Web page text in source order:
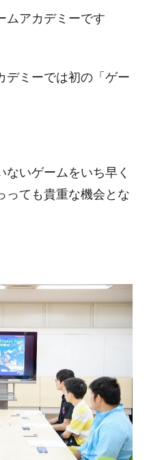
ムアカデミーです
デミーでは初の「ゲー
ないゲームをいち早く
っても貴重な機会とな